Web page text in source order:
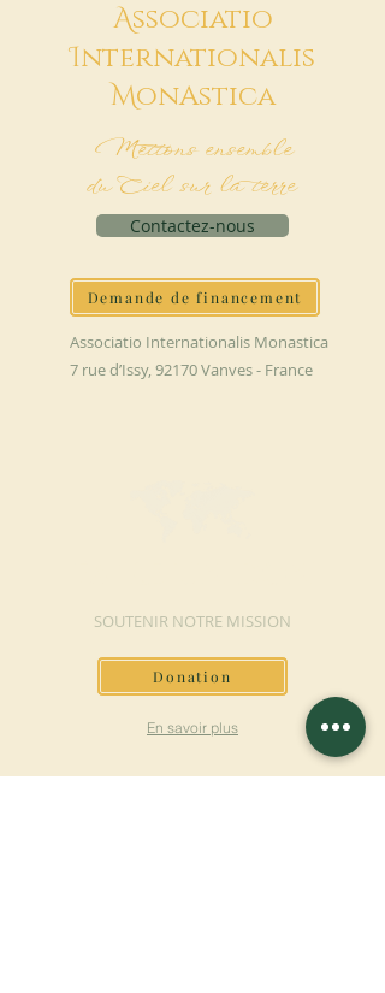
Associatio
Internationalis
MonAstica
Mettons ensemble
du Ciel sur la terre
Contactez-nous
Demande de financement
Associatio Internationalis Monastica
7 rue d’Issy, 92170 Vanves - France
SOUTENIR NOTRE MISSION
Donation
En savoir plus